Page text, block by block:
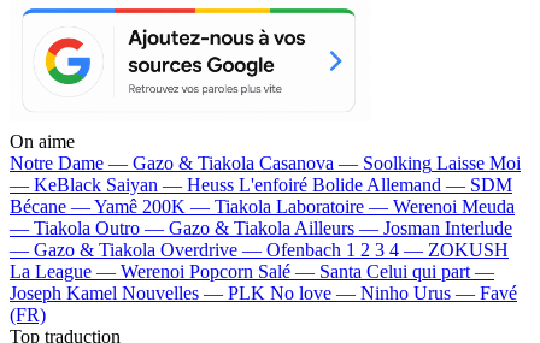
On aime
Notre Dame — Gazo & Tiakola Casanova — Soolking Laisse Moi
— KeBlack Saiyan — Heuss L'enfoiré Bolide Allemand — SDM
Bécane —Yamê 200K — Tiakola Laboratoire — Werenoi Meuda
— Tiakola Outro — Gazo & Tiakola Ailleurs — Josman Interlude
— Gazo & Tiakola Overdrive — Ofenbach 1 2 3 4 — ZOKUSH
La League — Werenoi Popcorn Salé — Santa Celui qui part —
Joseph Kamel Nouvelles — PLK No love — Ninho Urus — Favé
(FR)
Top traduction